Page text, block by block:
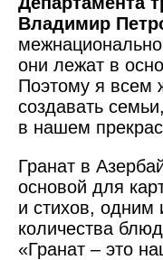
Владимир
они лежат в
Поэтому я всем
создавать
в нашем
Гранат в
основой для
и стихов, одним
количества
«Гранат – это